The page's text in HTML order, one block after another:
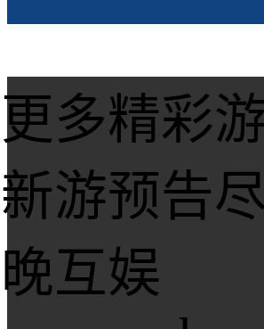
更多精彩
新游预告
晚互娱